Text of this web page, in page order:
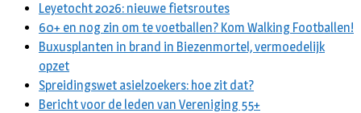
Leyetocht 2026: nieuwe fietsroutes
60+ en nog zin om te voetballen? Kom Walking Footballen!
Buxusplanten in brand in Biezenmortel, vermoedelijk
opzet
Spreidingswet asielzoekers: hoe zit dat?
Bericht voor de leden van Vereniging 55+